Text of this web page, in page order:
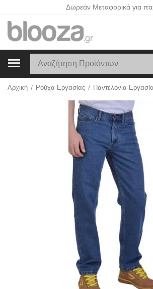
Δωρεάν Μεταφορικά για
Αρχική / Ρούχα Εργασίας / Παντελόνια